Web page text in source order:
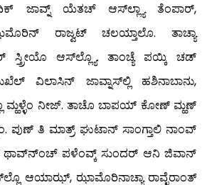
ಜಾವ್ನ್ ಯೆತಚ್ ಆಸ್‍ಲ್ಲ್ಯಾ ತೆಂಪಾರ್,
ರಾಜ್ವಟ್ ಚಲಯ್ತಾಲೊ. ತಾಚ್ಯಾ
ಸ್ತ್ರೀಯೊ ಆಸ್‍ಲ್ಲ್ಯೊ. ತಾಂಚ್ಯೆ ಪಯ್ಕಿ ಚಡ್
ವಿಲಾಸಿನ್ ಜಾವ್ನಾಸ್‍ಲ್ಲಿ ಹಶಿನಾಬಾನು,
ಮ್ಹಳ್ಳೆಂ ನೀಜ್. ತಾಚೊ ಬಾಪಯ್ ಕೋಣ್ ಮ್ಹಣ್
ಪುಣ್ ತಿ ಮಾತ್ರ್ ಘುಟಾನ್ ಸಾಂಗ್ತಾಲಿ ನಾಂವ್
ಥಾವ್ನ್‍ಂಚ್ ಪಳೆಂವ್ಕ್ ಸುಂದರ್ ಆನಿ ಜಿವಾನ್
ಆಯಾಝ್, ಝಾಮೊರಿನಾಚ್ಯಾ ರಾವ್ಳೆರಾಂತ್